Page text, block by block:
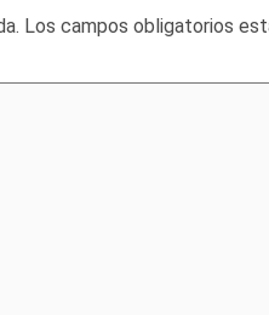
Los campos obligatorios